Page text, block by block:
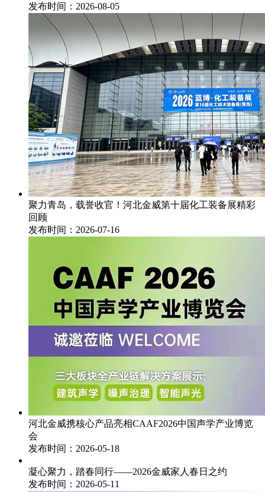
发布时间：2026-08-05
聚力青岛，载誉收官！河北金威第十届化工装备展精彩
回顾
发布时间：2026-07-16
河北金威携核心产品亮相CAAF2026中国声学产业博览
会
发布时间：2026-05-18
凝心聚力，踏春同行——2026金威家人春日之约
发布时间：2026-05-11